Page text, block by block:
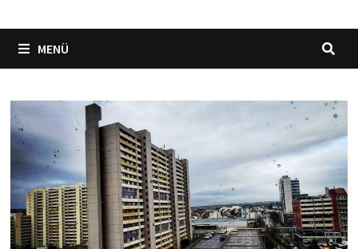
MENÜ